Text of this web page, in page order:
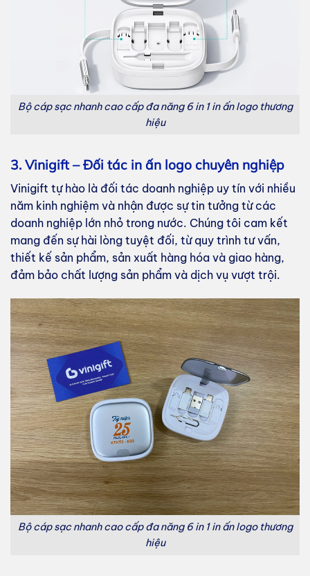
Bộ cáp sạc nhanh cao cấp đa năng 6 in 1 in ấn logo thương
hiệu
3. Vinigift – Đối tác in ấn logo chuyên nghiệp
Vinigift tự hào là đối tác doanh nghiệp uy tín với nhiều
năm kinh nghiệm và nhận được sự tin tưởng từ các
doanh nghiệp lớn nhỏ trong nước. Chúng tôi cam kết
mang đến sự hài lòng tuyệt đối, từ quy trình tư vấn,
thiết kế sản phẩm, sản xuất hàng hóa và giao hàng,
đảm bảo chất lượng sản phẩm và dịch vụ vượt trội.
Bộ cáp sạc nhanh cao cấp đa năng 6 in 1 in ấn logo thương
hiệu